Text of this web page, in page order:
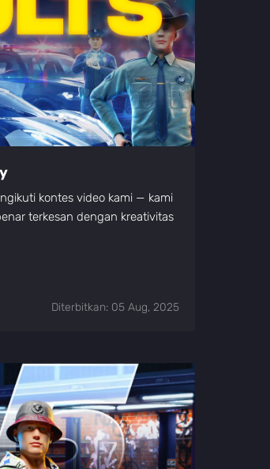
kontes video kami — kami
terkesan dengan kreativitas
Diterbitkan: 05 Aug, 2025